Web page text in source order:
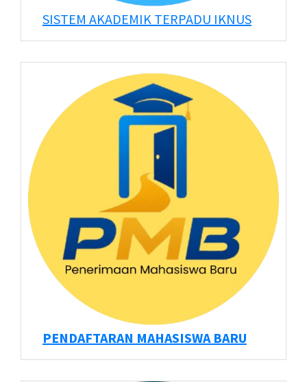
SISTEM AKADEMIK TERPADU IKNUS
PENDAFTARAN MAHASISWA BARU